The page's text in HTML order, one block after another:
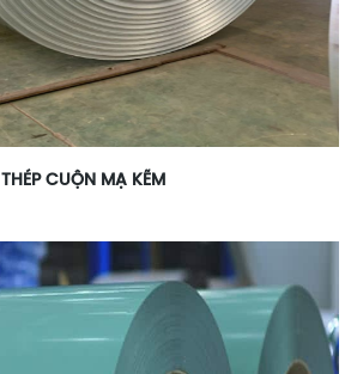
THÉP CUỘN MẠ KẼM